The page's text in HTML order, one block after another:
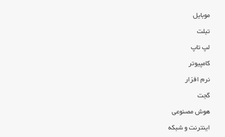
موبایل
تبلت
لپ تاپ
کامپیوتر
نرم افزار
گجت
هوش مصنوعی
اینترنت و شبکه